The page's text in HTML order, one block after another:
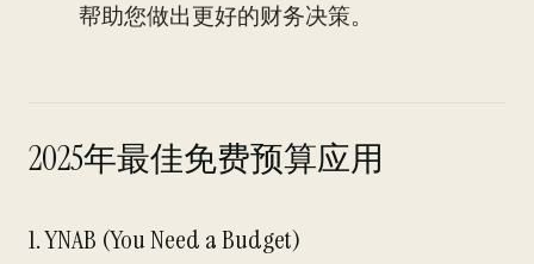
帮助您做出更好的财务决策。
2025年最佳免费预算应用
1. YNAB (You Need a Budget)